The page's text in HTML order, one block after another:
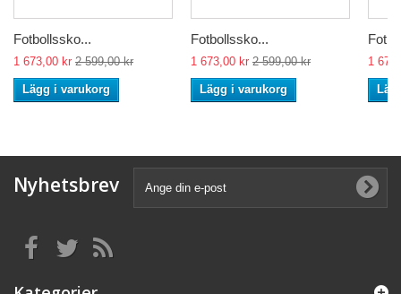
Fotbollssko...
1 673,00 kr 2 599,00 kr
Lägg i varukorg
Fotbollssko...
1 673,00 kr 2 599,00 kr
Lägg i varukorg
1
Nyhetsbrev